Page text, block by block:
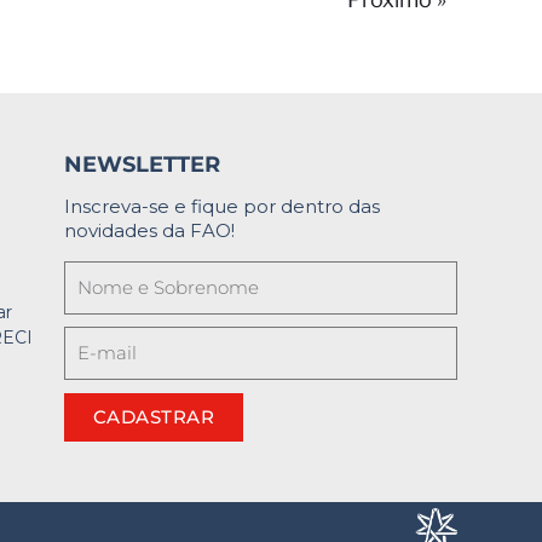
NEWSLETTER
Inscreva-se e fique por dentro das
novidades da FAO!
CADASTRAR